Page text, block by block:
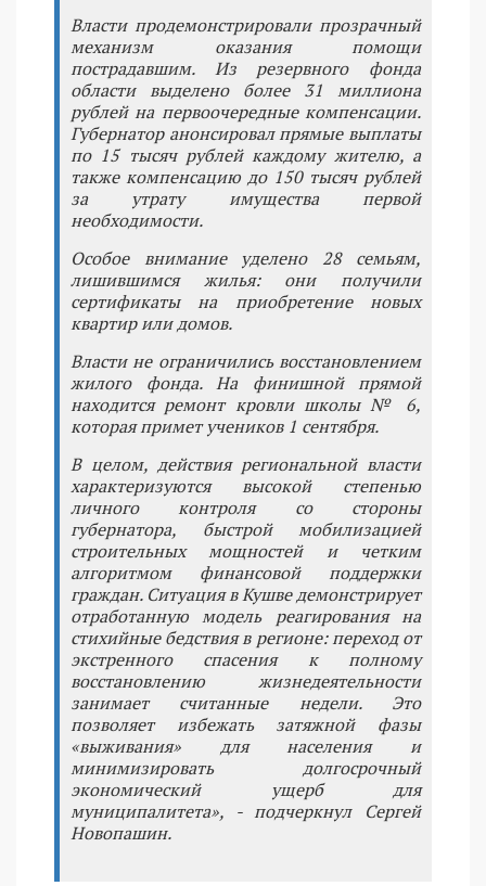
Власти продемонстрировали прозрачный
механизм оказания помощи
пострадавшим. Из резервного фонда
области выделено более 31 миллиона
рублей на первоочередные компенсации.
Губернатор анонсировал прямые выплаты
по 15 тысяч рублей каждому жителю, а
также компенсацию до 150 тысяч рублей
за утрату имущества первой
необходимости.
Особое внимание уделено 28 семьям,
лишившимся жилья: они получили
сертификаты на приобретение новых
квартир или домов.
Власти не ограничились восстановлением
жилого фонда. На финишной прямой
находится ремонт кровли школы № 6,
которая примет учеников 1 сентября.
В целом, действия региональной власти
характеризуются высокой степенью
личного контроля со стороны
губернатора, быстрой мобилизацией
строительных мощностей и четким
алгоритмом финансовой поддержки
граждан. Ситуация в Кушве демонстрирует
отработанную модель реагирования на
стихийные бедствия в регионе: переход от
экстренного спасения к полному
восстановлению жизнедеятельности
занимает считанные недели. Это
позволяет избежать затяжной фазы
«выживания» для населения и
минимизировать долгосрочный
экономический ущерб для
муниципалитета», - подчеркнул Сергей
Новопашин.